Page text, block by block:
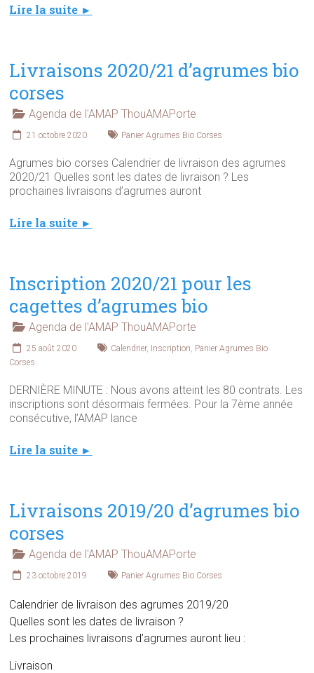
Lire la suite ►
Livraisons 2020/21 d’agrumes bio
corses
Agenda de l'AMAP ThouAMAPorte
21 octobre 2020 Panier Agrumes Bio Corses
Agrumes bio corses Calendrier de livraison des agrumes
2020/21 Quelles sont les dates de livraison ? Les
prochaines livraisons d’agrumes auront
Lire la suite ►
Inscription 2020/21 pour les
cagettes d’agrumes bio
Agenda de l'AMAP ThouAMAPorte
25 août 2020 Calendrier, Inscription, Panier Agrumes Bio
Corses
DERNIÈRE MINUTE : Nous avons atteint les 80 contrats. Les
inscriptions sont désormais fermées. Pour la 7ème année
consécutive, l’AMAP lance
Lire la suite ►
Livraisons 2019/20 d’agrumes bio
corses
Agenda de l'AMAP ThouAMAPorte
23 octobre 2019 Panier Agrumes Bio Corses
Calendrier de livraison des agrumes 2019/20
Quelles sont les dates de livraison ?
Les prochaines livraisons d’agrumes auront lieu :
Livraison